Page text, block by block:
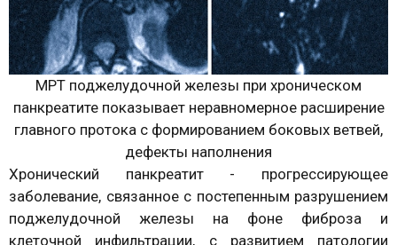
МРТ поджелудочной железы при хроническом
панкреатите показывает неравномерное расширение
главного протока с формированием боковых ветвей,
дефекты наполнения
Хронический панкреатит - прогрессирующее
заболевание, связанное с постепенным разрушением
поджелудочной железы на фоне фиброза и
клеточной инфильтрации, с развитием патологии